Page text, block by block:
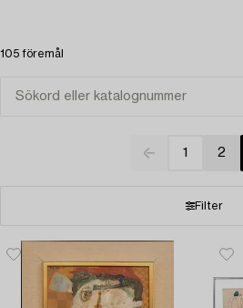
105 föremål
1 2
Filter